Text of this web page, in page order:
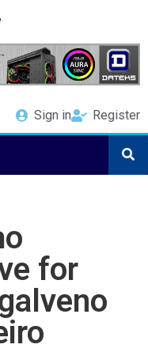
Sign in Register
for